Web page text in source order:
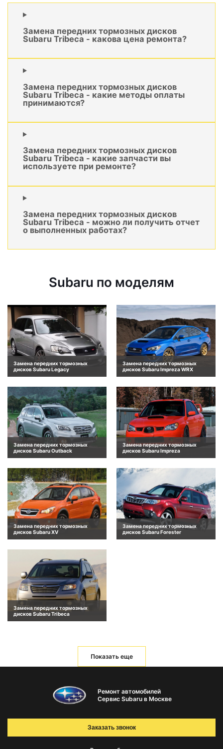
Замена передних тормозных дисков
Subaru Tribeca - какова цена ремонта?
Замена передних тормозных дисков
Subaru Tribeca - какие методы оплаты
принимаются?
Замена передних тормозных дисков
Subaru Tribeca - какие запчасти вы
используете при ремонте?
Замена передних тормозных дисков
Subaru Tribeca - можно ли получить отчет
о выполненных работах?
Subaru по моделям
Замена передних тормозных
дисков Subaru Legacy
Замена передних тормозных
дисков Subaru Impreza WRX
Замена передних тормозных
дисков Subaru Outback
Замена передних тормозных
дисков Subaru Impreza
Замена передних тормозных
дисков Subaru XV
Замена передних тормозных
дисков Subaru Forester
Замена передних тормозных
дисков Subaru Tribeca
Показать еще
Ремонт автомобилей
Сервис Subaru в Москве
Заказать звонок